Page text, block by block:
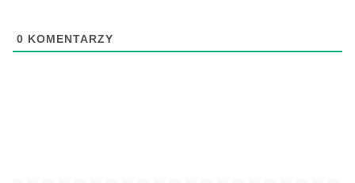
0 KOMENTARZY